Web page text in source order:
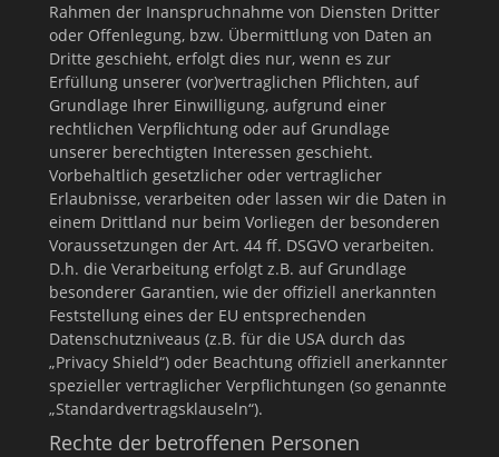
Rahmen der Inanspruchnahme von Diensten Dritter
oder Offenlegung, bzw. Übermittlung von Daten an
Dritte geschieht, erfolgt dies nur, wenn es zur
Erfüllung unserer (vor)vertraglichen Pflichten, auf
Grundlage Ihrer Einwilligung, aufgrund einer
rechtlichen Verpflichtung oder auf Grundlage
unserer berechtigten Interessen geschieht.
Vorbehaltlich gesetzlicher oder vertraglicher
Erlaubnisse, verarbeiten oder lassen wir die Daten in
einem Drittland nur beim Vorliegen der besonderen
Voraussetzungen der Art. 44 ff. DSGVO verarbeiten.
D.h. die Verarbeitung erfolgt z.B. auf Grundlage
besonderer Garantien, wie der offiziell anerkannten
Feststellung eines der EU entsprechenden
Datenschutzniveaus (z.B. für die USA durch das
„Privacy Shield“) oder Beachtung offiziell anerkannter
spezieller vertraglicher Verpflichtungen (so genannte
„Standardvertragsklauseln“).
Rechte der betroffenen Personen